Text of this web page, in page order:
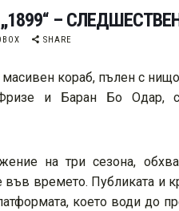
–
SHARE
кораб, пълен с
и Баран Бо Одар,
на три сезона,
времето. Публиката и
което води до